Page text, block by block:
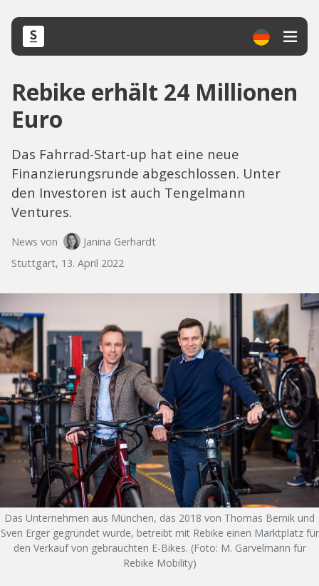
Rebike erhält 24 Millionen
Euro
Das Fahrrad-Start-up hat eine neue
Finanzierungsrunde abgeschlossen. Unter
den Investoren ist auch Tengelmann
Ventures.
News von
Janina Gerhardt
Stuttgart, 13. April 2022
Das Unternehmen aus München, das 2018 von Thomas Bernik und
Sven Erger gegründet wurde, betreibt mit Rebike einen Marktplatz für
den Verkauf von gebrauchten E-Bikes. (Foto: M. Garvelmann für
Rebike Mobility)